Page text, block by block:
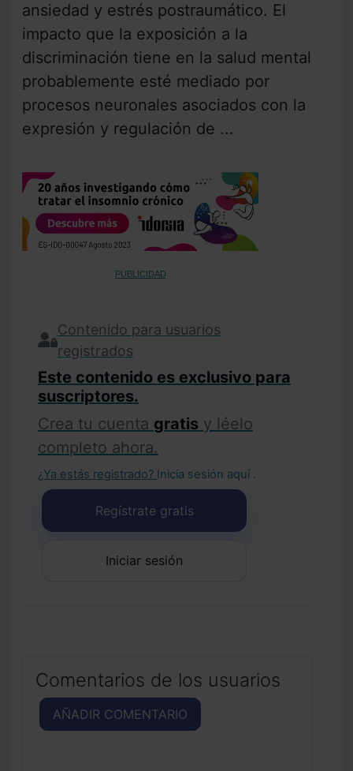
ansiedad y estrés postraumático. El
impacto que la exposición a la
discriminación tiene en la salud mental
probablemente esté mediado por
procesos neuronales asociados con la
expresión y regulación de ...
PUBLICIDAD
Contenido para usuarios
registrados
Este contenido es exclusivo para
suscriptores.
Crea tu cuenta gratis y léelo
completo ahora.
¿Ya estás registrado? Inicia sesión aquí .
Regístrate gratis
Iniciar sesión
Comentarios de los usuarios
AÑADIR COMENTARIO